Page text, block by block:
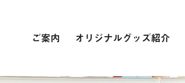
ご案内
インターネット接続環境
オリジナルグッズ紹介